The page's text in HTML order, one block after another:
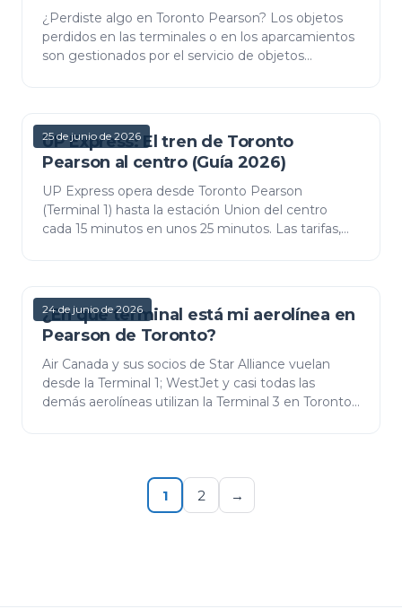
¿Perdiste algo en Toronto Pearson? Los objetos
perdidos en las terminales o en los aparcamientos
son gestionados por el servicio de objetos
25 de junio de 2026
UP Express: El tren de Toronto
Pearson al centro (Guía 2026)
UP Express opera desde Toronto Pearson
(Terminal 1) hasta la estación Union del centro
cada 15 minutos en unos 25 minutos. Las tarifas,
24 de junio de 2026
¿En qué terminal está mi aerolínea en
Pearson de Toronto?
Air Canada y sus socios de Star Alliance vuelan
desde la Terminal 1; WestJet y casi todas las
demás aerolíneas utilizan la Terminal 3 en Toronto
1 2 →